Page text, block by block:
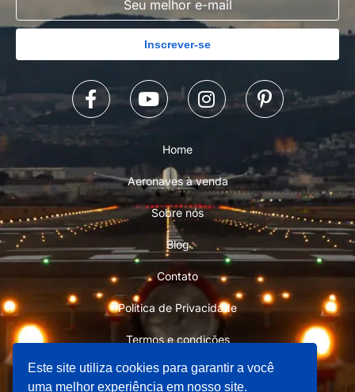
Inscrever-se
Home
Aeronaves à venda
Sobre nós
Blog
Contato
Política de Privacidade
Termos e condições
Este site utiliza cookies para garantir a você
uma melhor experiência em nosso site.